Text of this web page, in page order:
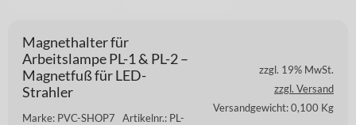
Magnethalter für
Arbeitslampe PL-1 & PL-2 –
Magnetfuß für LED-
Strahler
Marke: PVC-SHOP7 Artikelnr.: PL-
zzgl. 19% MwSt.
zzgl. Versand
Versandgewicht: 0,100 Kg